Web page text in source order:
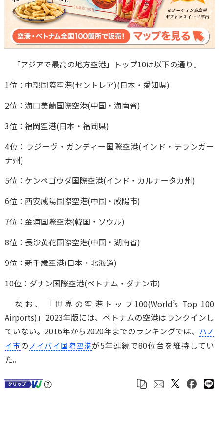
「アジアで最高の地方空港」トップ10は以下の通り。
1位：中部国際空港(セントレア)(日本・愛知県)
2位：海口美蘭国際空港(中国・海南省)
3位：福岡空港(日本・福岡県)
4位：ラジーヴ・ガンディー国際空港(インド・テランガー
ナ州)
5位：ケンペゴウダ国際空港(インド・カルナータカ州)
6位：西安咸陽国際空港(中国・咸陽市)
7位：金浦国際空港(韓国・ソウル)
8位：長沙黄花国際空港(中国・湖南省)
9位：新千歳空港(日本・北海道)
10位：ダナン国際空港(ベトナム・ダナン市)
なお、「世界の空港トップ100(World’s Top 100
Airports)」2023年版には、ベトナムの空港はランクインし
ていない。2016年から2020年までのランキングでは、 ハノ
イ市の ノイバイ国際空港が5年連続で80位台を維持してい
た。